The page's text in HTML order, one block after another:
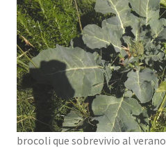
brocoli que sobrevivio al verano